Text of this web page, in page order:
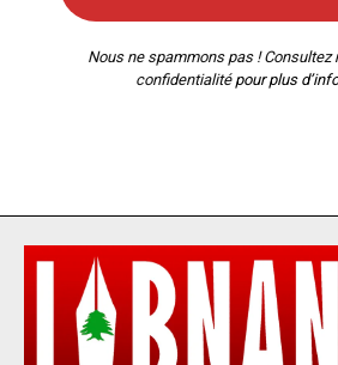
Nous ne spammons pas ! Consultez
confidentialitépour plus